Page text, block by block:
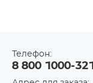
Телефон:
8 800 1000-321